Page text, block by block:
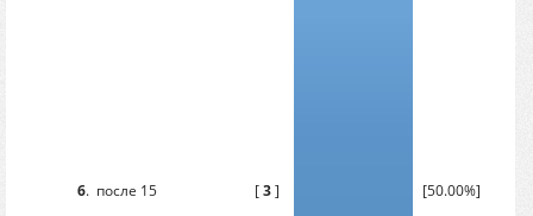
6. после 15 [3] [50.00%]